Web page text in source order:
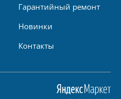
Гарантийный ремонт
Новинки
Контакты